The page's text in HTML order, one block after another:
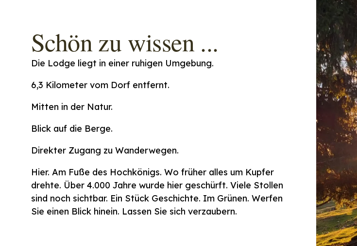
Schön zu wissen ...
Die Lodge liegt in einer ruhigen Umgebung.
6,3 Kilometer vom Dorf entfernt.
Mitten in der Natur.
Blick auf die Berge.
Direkter Zugang zu Wanderwegen.
Hier. Am Fuße des Hochkönigs. Wo früher alles um Kupfer
drehte. Über 4.000 Jahre wurde hier geschürft. Viele Stollen
sind noch sichtbar. Ein Stück Geschichte. Im Grünen. Werfen
Sie einen Blick hinein. Lassen Sie sich verzaubern.